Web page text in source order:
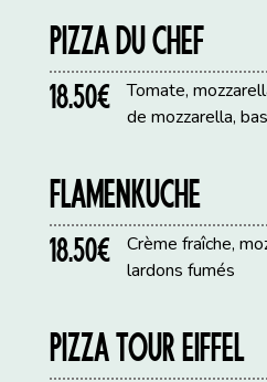
PIZZA DU CHEF
18.50€
Tomate,
de mozzarella,
FLAMENKUCHE
18.50€
Crème fraîche,
lardons fumés
PIZZA TOUR EIFFEL